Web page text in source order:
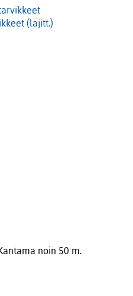
(lajitt.)
noin 50 m.